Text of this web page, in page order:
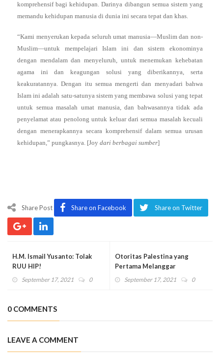
komprehensif bagi kehidupan. Darinya dibangun semua sistem yang
memandu kehidupan manusia di dunia ini secara tepat dan khas.
“Kami menyerukan kepada seluruh umat manusia—Muslim dan non-
Muslim—untuk mempelajari Islam ini dan sistem ekonominya
dengan mendalam dan menyeluruh, untuk menemukan kehebatan
agama ini dan keagungan solusi yang diberikannya, serta
keakuratannya. Dengan itu semua mengerti dan menyadari bahwa
Islam ini adalah satu-satunya sistem yang membawa solusi yang tepat
untuk semua masalah umat manusia, dan bahwasannya tidak ada
penyelamat atau penolong untuk keluar dari semua masalah kecuali
dengan menerapkannya secara komprehensif dalam semua urusan
kehidupan,” pungkasnya. [Joy dari berbagai sumber]
Share Post Share on Facebook Share on Twitter
H.M. Ismail Yusanto: Tolak
RUU HIP!
September 17, 2021 0
Otoritas Palestina yang
Pertama Melanggar
Ketentuan Karantina
September 17, 2021 0
0 COMMENTS
LEAVE A COMMENT